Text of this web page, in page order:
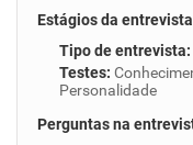
Estágios da entrevista
Tipo de entrevista:
Testes:
Personalidade
Perguntas na